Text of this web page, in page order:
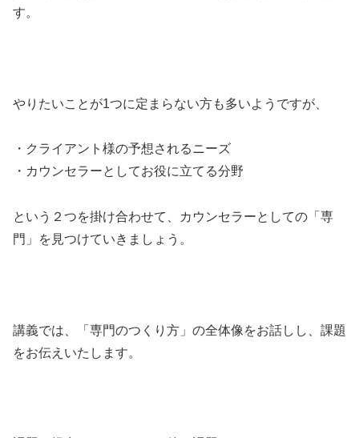
す。
やりたいことが1つに定まらない方も多いようですが、
・クライアント様の予想されるニーズ
・カウンセラーとしてお役に立てる分野
という２つを掛け合わせて、カウンセラーとしての「専
門」を見つけていきましょう。
講義では、「専門のつくり方」の全体像をお話しし、課題
をお伝えいたします。